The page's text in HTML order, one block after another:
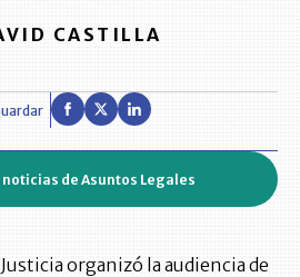
CASTILLA
noticias de Asuntos Legales
organizó la audiencia de